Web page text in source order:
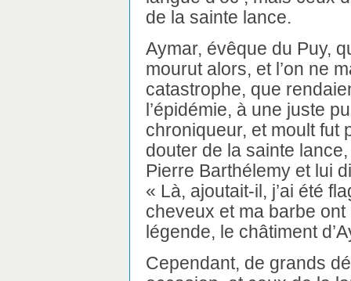
de la sainte lance.
Aymar, évêque du Puy,
mourut alors, et l’on ne
catastrophe, que
l’épidémie, à une juste
chroniqueur, et moult fut
douter de la sainte
Pierre Barthélemy et lui
« Là, ajoutait-il, j’ai été
cheveux et ma barbe
légende, le châtiment
Cependant, de grands